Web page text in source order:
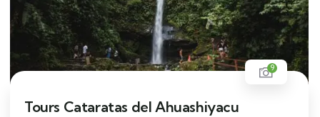
9
Tours Cataratas del Ahuashiyacu